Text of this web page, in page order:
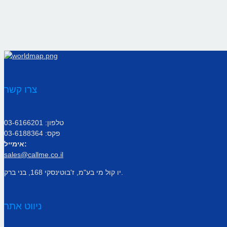
צרו קשר
טלפון: 03-6166201
פקס: 03-6188364
אימייל:
sales@callme.co.il
ניווט אתר